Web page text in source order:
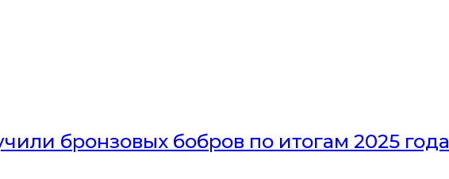
бронзовых бобров по итогам 2025 года